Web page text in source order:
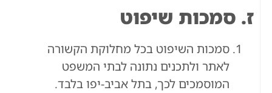
ז. סמכות שיפוט
סמכות השיפוט בכל מחלוקת הקשורה
לאתר ולתכנים נתונה לבתי המשפט
המוסמכים לכך, בתל אביב-יפו בלבד.